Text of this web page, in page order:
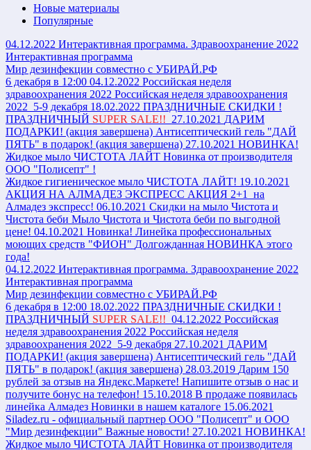
Новые материалы
Популярные
04.12.2022 Интерактивная программа. Здравоохранение 2022
Интерактивная программа
Мир дезинфекции совместно с УБИРАЙ.РФ
6 декабря в 12:00 04.12.2022 Российская неделя
здравоохранения 2022 Российская неделя здравоохранения
2022 5-9 декабря 18.02.2022 ПРАЗДНИЧНЫЕ СКИДКИ !
ПРАЗДНИЧНЫЙ SUPER SALE!! 27.10.2021 ДАРИМ
ПОДАРКИ! (акция завершена) Антисептический гель "ДАЙ
ПЯТЬ" в подарок! (акция завершена) 27.10.2021 НОВИНКА!
Жидкое мыло ЧИСТОТА ЛАЙТ Новинка от производителя
ООО "Полисепт" !
Жидкое гигиеническое мыло ЧИСТОТА ЛАЙТ! 19.10.2021
АКЦИЯ НА АЛМАДЕЗ ЭКСПРЕСС АКЦИЯ 2+1 на
Алмадез экспресс! 06.10.2021 Скидки на мыло Чистота и
Чистота беби Мыло Чистота и Чистота беби по выгодной
цене! 04.10.2021 Новинка! Линейка профессиональных
моющих средств "ФИОН" Долгожданная НОВИНКА этого
года!
04.12.2022 Интерактивная программа. Здравоохранение 2022
Интерактивная программа
Мир дезинфекции совместно с УБИРАЙ.РФ
6 декабря в 12:00 18.02.2022 ПРАЗДНИЧНЫЕ СКИДКИ !
ПРАЗДНИЧНЫЙ SUPER SALE!! 04.12.2022 Российская
неделя здравоохранения 2022 Российская неделя
здравоохранения 2022 5-9 декабря 27.10.2021 ДАРИМ
ПОДАРКИ! (акция завершена) Антисептический гель "ДАЙ
ПЯТЬ" в подарок! (акция завершена) 28.03.2019 Дарим 150
рублей за отзыв на Яндекс.Маркете! Напишите отзыв о нас и
получите бонус на телефон! 15.10.2018 В продаже появилась
линейка Алмадез Новинки в нашем каталоге 15.06.2021
Siladez.ru - официальный партнер ООО "Полисепт" и ООО
"Мир дезинфекции" Важные новости! 27.10.2021 НОВИНКА!
Жидкое мыло ЧИСТОТА ЛАЙТ Новинка от производителя